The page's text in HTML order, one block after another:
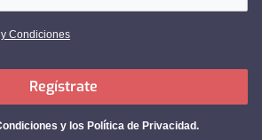
Condiciones
y los Política de Privacidad.
Regístrate